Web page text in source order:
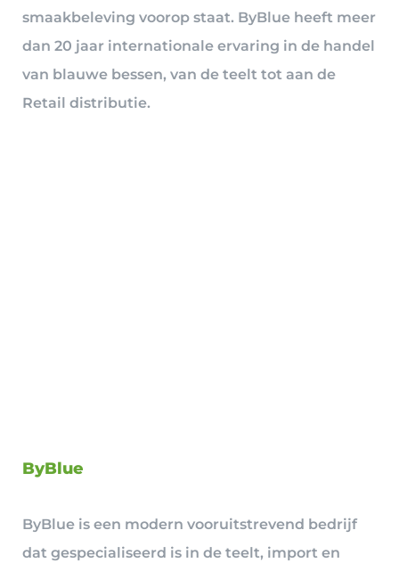
smaakbeleving voorop staat. ByBlue heeft meer
dan 20 jaar internationale ervaring in de handel
van blauwe bessen, van de teelt tot aan de
Retail distributie.
ByBlue
ByBlue is een modern vooruitstrevend bedrijf
dat gespecialiseerd is in de teelt, import en